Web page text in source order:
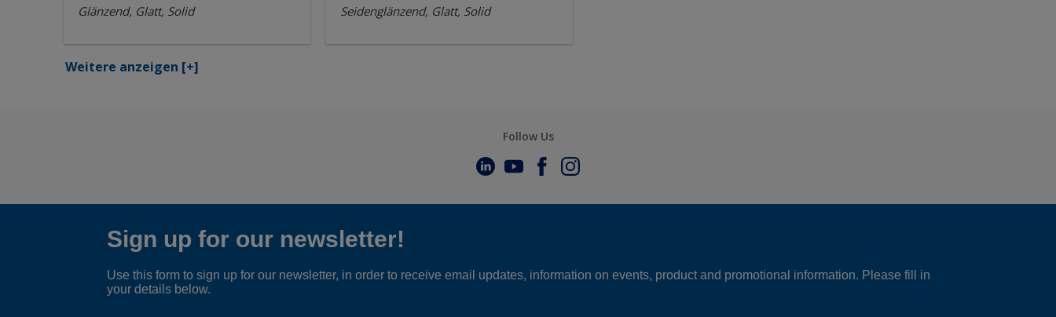
Glänzend, Glatt, Solid
Seidenglänzend, Glatt, Solid
Weitere anzeigen [+]
Follow Us